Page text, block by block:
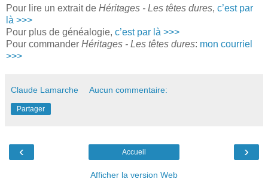
Pour lire un extrait de Héritages - Les têtes dures, c’est par
là >>>
Pour plus de généalogie, c’est par là >>>
Pour commander Héritages - Les têtes dures: mon courriel
>>>
Claude Lamarche Aucun commentaire:
Partager
‹ ›
Accueil
Afficher la version Web